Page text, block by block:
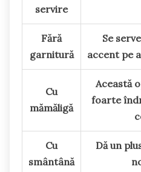
servire
Fără
garnitură
Se
accent pe
Cu
mămăligă
Această
foarte
Cu
smântână
Dă un